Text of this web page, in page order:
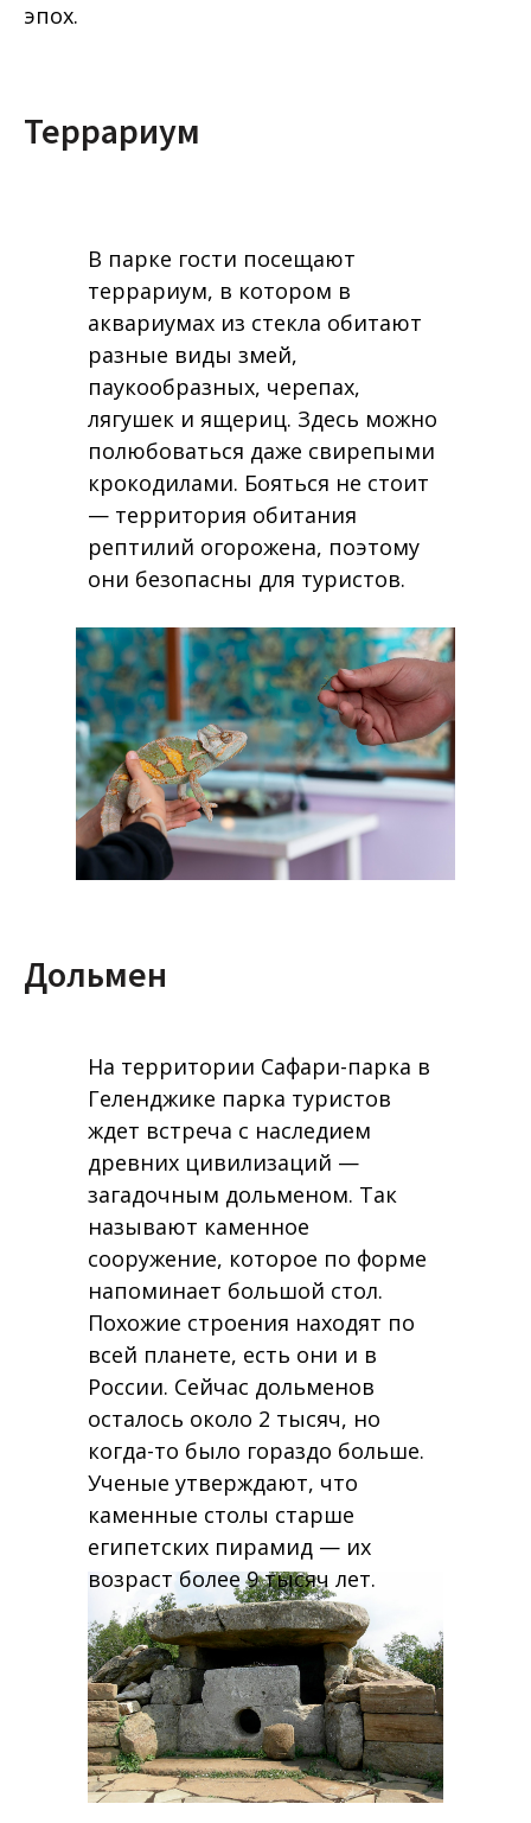
эпох.
Террариум
В парке гости посещают
террариум, в котором в
аквариумах из стекла обитают
разные виды змей,
паукообразных, черепах,
лягушек и ящериц. Здесь можно
полюбоваться даже свирепыми
крокодилами. Бояться не стоит
— территория обитания
рептилий огорожена, поэтому
они безопасны для туристов.
Дольмен
На территории Сафари-парка в
Геленджике парка туристов
ждет встреча с наследием
древних цивилизаций —
загадочным дольменом. Так
называют каменное
сооружение, которое по форме
напоминает большой стол.
Похожие строения находят по
всей планете, есть они и в
России. Сейчас дольменов
осталось около 2 тысяч, но
когда-то было гораздо больше.
Ученые утверждают, что
каменные столы старше
египетских пирамид — их
возраст более 9 тысяч лет.